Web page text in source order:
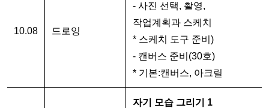
10.08 드로잉
- 사진 선택, 촬영,
작업계획과 스케치
* 스케치 도구 준비)
- 캔버스 준비(30호)
* 기본:캔버스, 아크릴
자기 모습 그리기 1